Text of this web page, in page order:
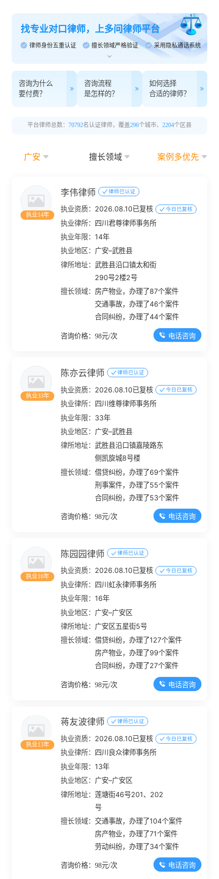
找专业对口律师，上多问律师平台
律师身份五重认证 擅长领域严格验证 采用隐私通话系统
咨询为什么
要付费？
咨询流程
是怎样的？
如何选择
合适的律师？
平台律师总数： 70792名认证律师，覆盖296个城市、 2204个区县
广安 擅长领域 案例多优先
执业14年
李伟律师 律师已认证
执业资质： 2026.08.10已复核 今日已复核
执业律所： 四川君尊律师事务所
执业年限： 14年
执业地区： 广安–武胜县
律所地址：武胜县沿口镇太和街
290号2楼2号
擅长领域： 房产物业，办理了87个案件
交通事故，办理了46个案件
合同纠纷，办理了44个案件
咨询价格：98元/次 电话咨询
执业33年
陈亦云律师 律师已认证
执业资质： 2026.08.10已复核 今日已复核
执业律所： 四川维尊律师事务所
执业年限： 33年
执业地区： 广安–武胜县
律所地址：武胜县沿口镇嘉陵路东
侧凯旋城8号楼
擅长领域：借贷纠纷，办理了69个案件
刑事案件，办理了55个案件
合同纠纷，办理了53个案件
咨询价格：98元/次 电话咨询
执业16年
陈园园律师 律师已认证
执业资质： 2026.08.10已复核 今日已复核
执业律所： 四川虹永律师事务所
执业年限： 16年
执业地区： 广安–广安区
律所地址： 广安区五星街5号
擅长领域：借贷纠纷，办理了127个案件
房产物业，办理了99个案件
合同纠纷，办理了27个案件
咨询价格：98元/次 电话咨询
执业13年
蒋友波律师 律师已认证
执业资质： 2026.08.10已复核 今日已复核
执业律所： 四川良众律师事务所
执业年限： 13年
执业地区： 广安–广安区
律所地址：莲塘街46号201、202
号
擅长领域： 交通事故，办理了104个案件
房产物业，办理了71个案件
劳动纠纷，办理了34个案件
咨询价格：98元/次 电话咨询